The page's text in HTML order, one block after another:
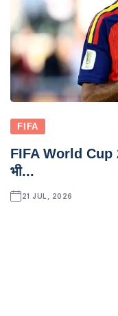
FIFA
FIFA World Cup
भी...
21 JUL, 2026